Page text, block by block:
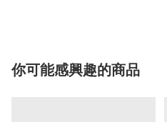
你可能感興趣的商品